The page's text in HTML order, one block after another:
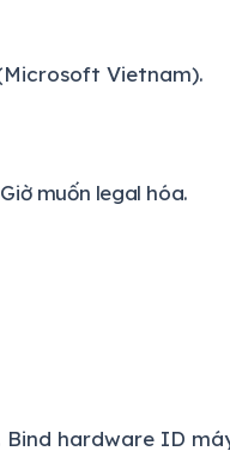
Vietnam).
muốn legal hóa.
Bind hardware ID